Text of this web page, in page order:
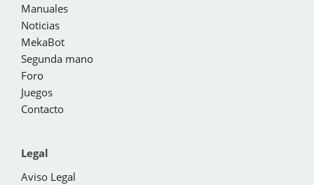
Manuales
Noticias
MekaBot
Segunda mano
Foro
Juegos
Contacto
Legal
Aviso Legal